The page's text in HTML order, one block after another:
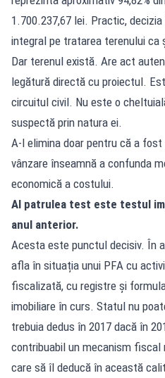
1.700.237,67 lei. Practic,
integral pe tratarea terenului
Dar terenul există. Are act
legătură directă cu proiectul.
circuitul civil. Nu este o
suspectă prin natura ei.
A-l elimina doar pentru că a
vânzare înseamnă a confunda
economică a costului.
Al patrulea test este testul
anul anterior.
Acesta este punctul decisiv. În
afla în situația unui PFA cu
fiscalizată, cu registre și
imobiliare în curs. Statul nu
trebuia dedus în 2017 dacă în
contribuabil un mecanism fiscal
care să îl deducă în această